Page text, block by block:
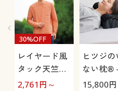
レイヤード風
タック天竺カ
ットソー(長
30%OFF
2,761 円～
ヒツジの
ない枕®
極-
15,800円